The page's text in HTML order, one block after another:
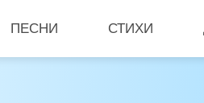
ПЕСНИ СТИХИ